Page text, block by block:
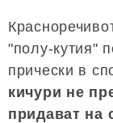
"полу-кутия"
прически в
кичури не
придават на